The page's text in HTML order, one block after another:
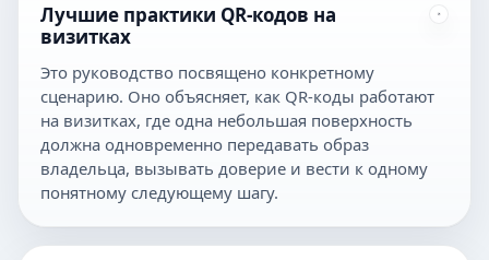
Лучшие практики QR-кодов на
визитках
Это руководство посвящено конкретному
сценарию. Оно объясняет, как QR-коды работают
на визитках, где одна небольшая поверхность
должна одновременно передавать образ
владельца, вызывать доверие и вести к одному
понятному следующему шагу.